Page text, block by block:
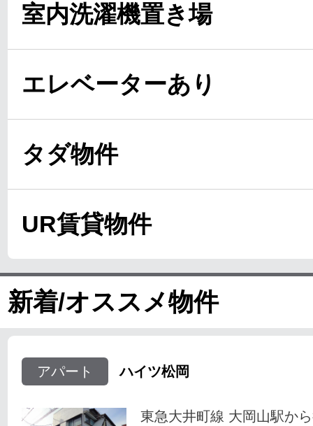
室内洗濯機置き場
エレベーターあり
タダ物件
UR賃貸物件
新着/オススメ物件
アパート ハイツ松岡
東急大井町線 大岡山駅か